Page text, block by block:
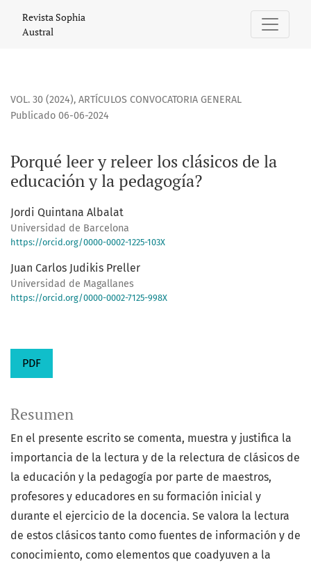
Porqué leer y releer los clásicos de la educación y la
Revista Sophia
Austral
VOL. 30 (2024), ARTÍCULOS CONVOCATORIA GENERAL
Porqué leer y releer los clásicos de la
educación y la pedagogía?
Publicado 06-06-2024
Jordi Quintana Albalat
Universidad de Barcelona
https://orcid.org/0000-0002-1225-103X
Juan Carlos Judikis Preller
Universidad de Magallanes
https://orcid.org/0000-0002-7125-998X
PDF
Resumen
En el presente escrito se comenta, muestra y justifica la
importancia de la lectura y de la relectura de clásicos de
la educación y la pedagogía por parte de maestros,
profesores y educadores en su formación inicial y
durante el ejercicio de la docencia. Se valora la lectura
de estos clásicos tanto como fuentes de información y de
conocimiento, como elementos que coadyuven a la